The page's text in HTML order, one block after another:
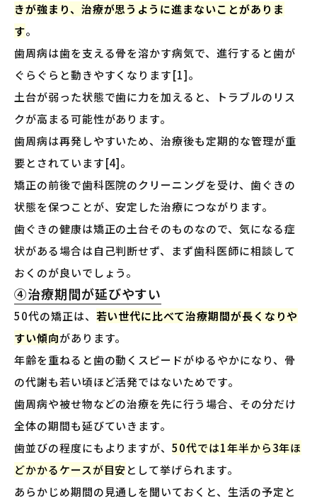
きが強まり、治療が思うように進まないことがありま
す。
歯周病は歯を支える骨を溶かす病気で、進行すると歯が
ぐらぐらと動きやすくなります[1]。
土台が弱った状態で歯に力を加えると、トラブルのリス
クが高まる可能性があります。
歯周病は再発しやすいため、治療後も定期的な管理が重
要とされています[4]。
矯正の前後で歯科医院のクリーニングを受け、歯ぐきの
状態を保つことが、安定した治療につながります。
歯ぐきの健康は矯正の土台そのものなので、気になる症
状がある場合は自己判断せず、まず歯科医師に相談して
おくのが良いでしょう。
④治療期間が延びやすい
50代の矯正は、 若い世代に比べて治療期間が長くなりや
すい傾向があります。
年齢を重ねると歯の動くスピードがゆるやかになり、骨
の代謝も若い頃ほど活発ではないためです。
歯周病や被せ物などの治療を先に行う場合、その分だけ
全体の期間も延びていきます。
歯並びの程度にもよりますが、50代では1年半から3年ほ
どかかるケースが目安として挙げられます。
あらかじめ期間の見通しを聞いておくと、生活の予定と